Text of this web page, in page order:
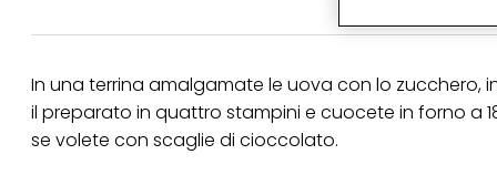
In una terrina amalgamate le uova con lo zucchero,
il preparato in quattro stampini e cuocete in forno a
se volete con scaglie di cioccolato.
identificati) su
Puoi trovare
collegata nel piè di